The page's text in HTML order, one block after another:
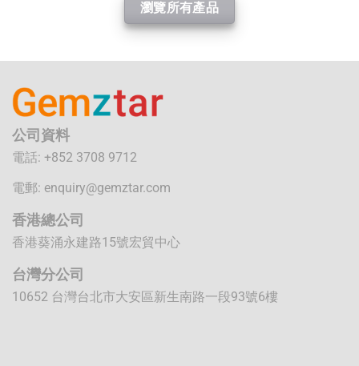
瀏覽所有產品
公司資料
電話: +852 3708 9712
電郵: enquiry@gemztar.com
香港總公司
香港葵涌永建路15號宏貿中心
台灣分公司
10652 台灣台北市大安區新生南路一段93號6樓